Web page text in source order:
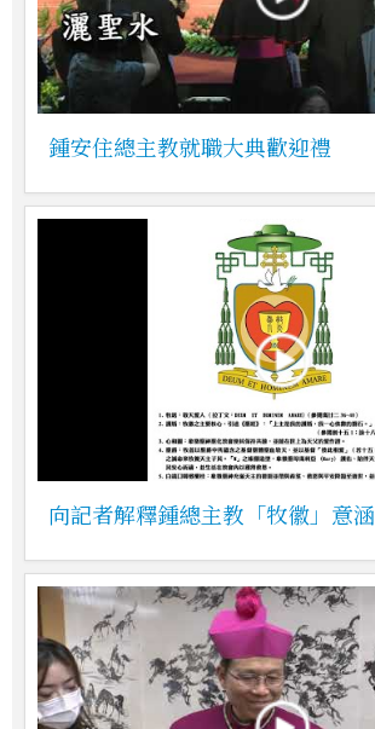
鍾安住總主教就職大典歡迎禮
向記者解釋鍾總主教「牧徽」意涵